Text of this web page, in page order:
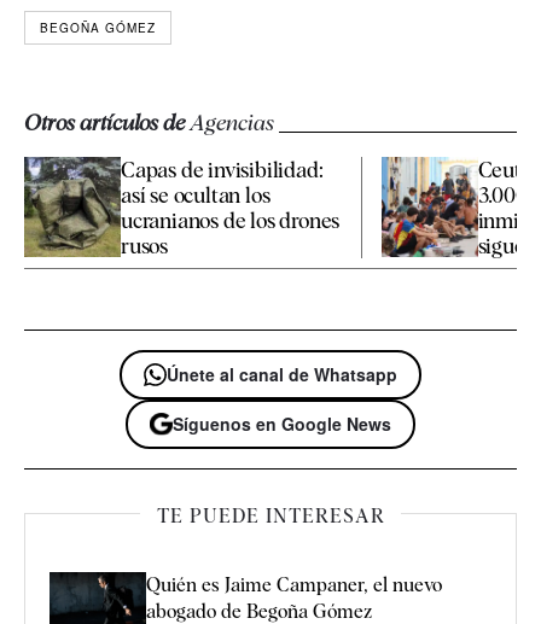
BEGOÑA GÓMEZ
Otros artículos deAgencias
Capas de invisibilidad:
así se ocultan los
ucranianos de los drones
rusos
Ceuta
3.000
Únete al canal de Whatsapp
Síguenos en Google News
TE PUEDE INTERESAR
Quién es Jaime Campaner, el nuevo
abogado de Begoña Gómez